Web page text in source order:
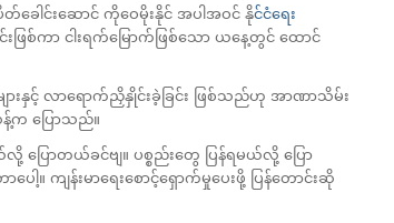
ေါင်းဆောင် ကိုဝေမိုးနိုင် အပါအဝင် နိုင်ငံရေး
ြစ်ကာ ငါးရက်မြောက်ဖြစ်သော ယနေ့တွင် ထောင်
ားနှင့် လာရောက်ညှိနှိုင်းခဲ့ခြင်း ဖြစ်သည်ဟု အာဏာသိမ်း
က ပြောသည်။
ောတယ်ခင်ဗျ။ ပစ္စည်းတွေ ပြန်ရမယ်လို့ ပြော
။ ကျန်းမာရေးစောင့်ရှောက်မှုပေးဖို့ ပြန်တောင်းဆို